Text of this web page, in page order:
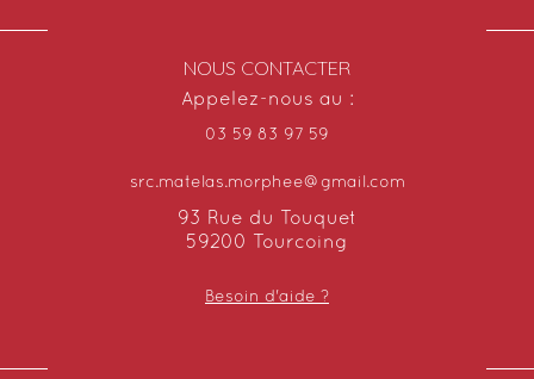
NOUS CONTACTER
Appelez-nous au :
03 59 83 97 59
src.matelas.morphee@gmail.com
93 Rue du Touquet
59200 Tourcoing
Besoin d'aide ?